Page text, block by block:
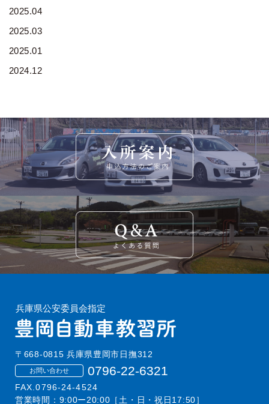
2025.04
2025.03
2025.01
2024.12
〒668-0815 兵庫県豊岡市日撫312
お問い合わせ 0796-22-6321
FAX.0796-24-4524
営業時間：9:00ー20:00［土・日・祝日17:50］